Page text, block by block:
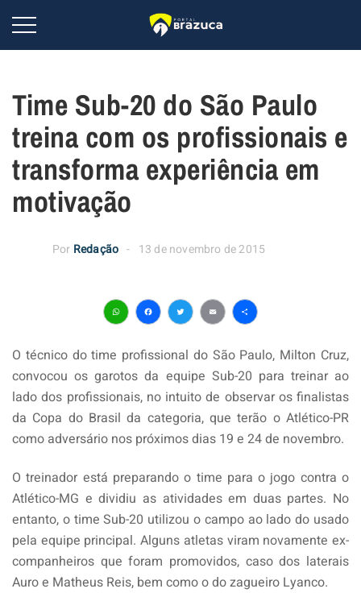
Time Sub-20 do São Paulo
treina com os profissionais e
transforma experiência em
motivação
Por Redação 13 de novembro de 2015
WhatsApp
Facebook
Twitter
EmailShare
O técnico do time profissional do São Paulo, Milton Cruz,
convocou os garotos da equipe Sub-20 para treinar ao
lado dos profissionais, no intuito de observar os finalistas
da Copa do Brasil da categoria, que terão o Atlético-PR
como adversário nos próximos dias 19 e 24 de novembro.
O treinador está preparando o time para o jogo contra o
Atlético-MG e dividiu as atividades em duas partes. No
entanto, o time Sub-20 utilizou o campo ao lado do usado
pela equipe principal. Alguns atletas viram novamente ex-
companheiros que foram promovidos, caso dos laterais
Auro e Matheus Reis, bem como o do zagueiro Lyanco.